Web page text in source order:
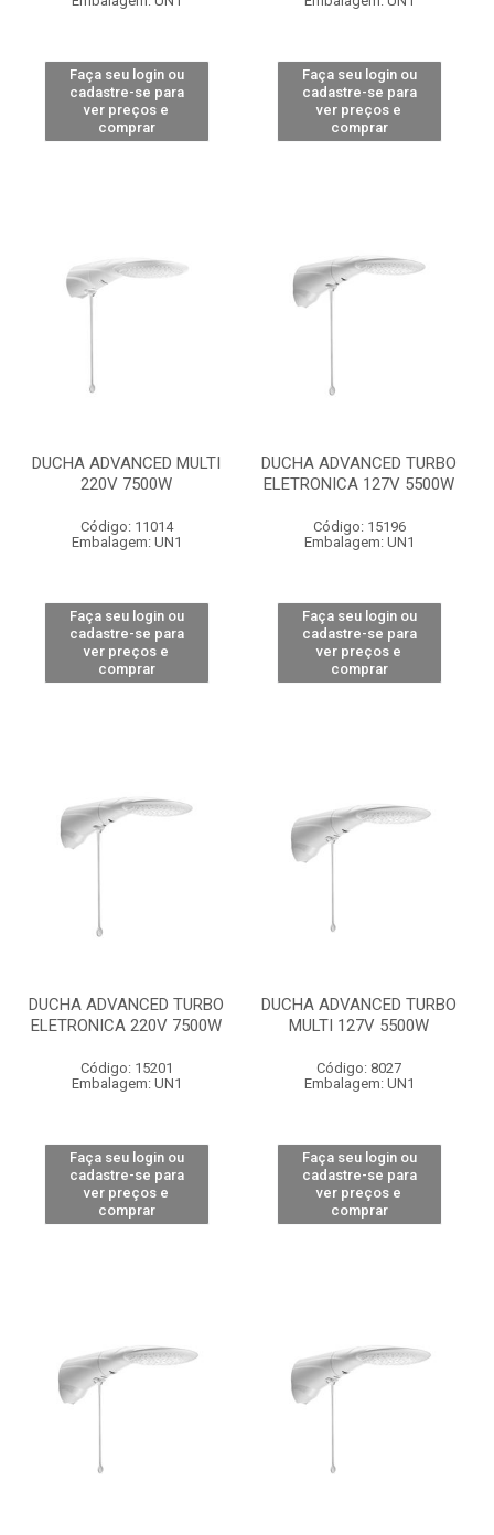
Faça seu login ou
cadastre-se para
ver preços e
comprar
Faça seu login ou
cadastre-se para
ver preços e
comprar
DUCHA ADVANCED MULTI
220V 7500W
Código: 11014
Embalagem: UN1
Faça seu login ou
cadastre-se para
ver preços e
comprar
DUCHA ADVANCED TURBO
ELETRONICA 127V 5500W
Código: 15196
Embalagem: UN1
Faça seu login ou
cadastre-se para
ver preços e
comprar
DUCHA ADVANCED TURBO
ELETRONICA 220V 7500W
Código: 15201
Embalagem: UN1
Faça seu login ou
cadastre-se para
ver preços e
comprar
DUCHA ADVANCED TURBO
MULTI 127V 5500W
Código: 8027
Embalagem: UN1
Faça seu login ou
cadastre-se para
ver preços e
comprar